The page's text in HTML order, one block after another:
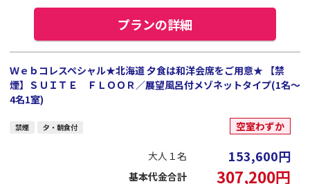
プランの詳細
Ｗｅｂコレスペシャル★北海道 夕食は和洋会席をご用意★ 【禁
煙】ＳＵＩＴＥ ＦＬＯＯＲ／展望風呂付メゾネットタイプ(1名～
4名1室)
禁煙 夕・朝食付 空室わずか
大人１名 153,600円
基本代金合計 307,200円